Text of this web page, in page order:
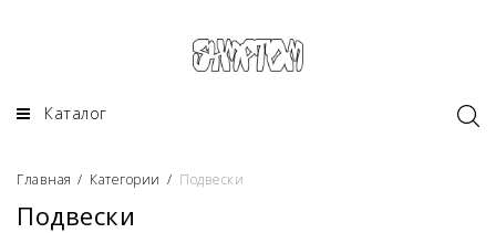
Каталог
Главная / Категории / Подвески
Подвески